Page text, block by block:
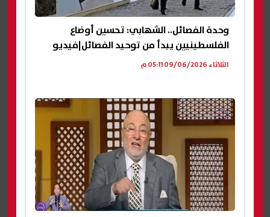
وحدة الفصائل.. الشهابي: تحسين أوضاع
الفلسطينيين يبدأ من توحيد الفصائل|فيديو
الثلاثاء 09/06/2026 05:11 م